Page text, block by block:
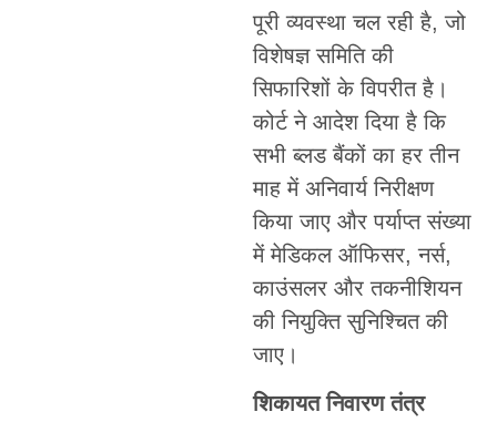
पूरी व्यवस्था चल रही है, जो
विशेषज्ञ समिति की
सिफारिशों के विपरीत है।
कोर्ट ने आदेश दिया है कि
सभी ब्लड बैंकों का हर तीन
माह में अनिवार्य निरीक्षण
किया जाए और पर्याप्त संख्या
में मेडिकल ऑफिसर, नर्स,
काउंसलर और तकनीशियन
की नियुक्ति सुनिश्चित की
जाए।
शिकायत निवारण तंत्र